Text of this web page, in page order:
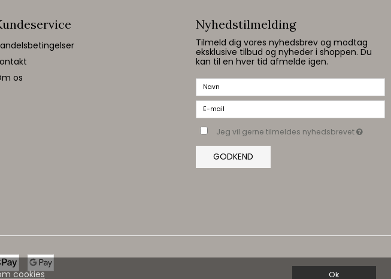
cookies Ok
os
Nyhedstilmelding
Tilmeld dig vores nyhedsbrev og modtag
eksklusive tilbud og nyheder i shoppen. Du
kan til en hver tid afmelde igen.
Jeg vil gerne tilmeldes nyhedsbrevet
GODKEND